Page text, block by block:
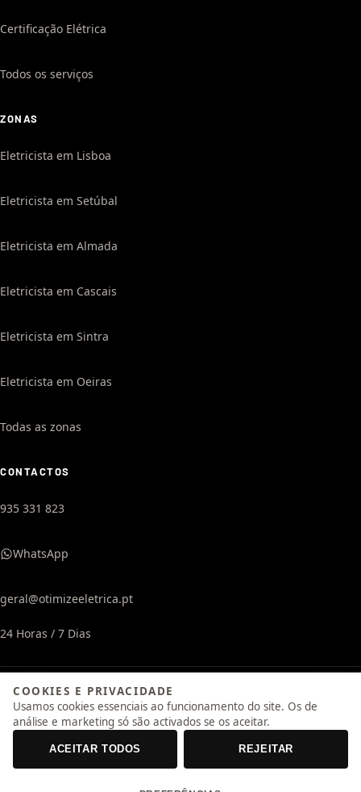
Certificação Elétrica
Todos os serviços
ZONAS
Eletricista em Lisboa
Eletricista em Setúbal
Eletricista em Almada
Eletricista em Cascais
Eletricista em Sintra
Eletricista em Oeiras
Todas as zonas
CONTACTOS
935 331 823
WhatsApp
geral@otimizeeletrica.pt
24 Horas / 7 Dias
© 2026 Otimize Eletrica, Unipessoal Lda. Todos os direitos reservados.
Política de Privacidade· Termos e Condições· Mapa do Site
Livro de Reclamações
COOKIES E PRIVACIDADE
Usamos cookies essenciais ao funcionamento do site. Os de
análise e marketing só são activados se os aceitar.
ACEITAR TODOS REJEITAR